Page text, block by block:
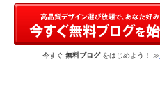
今すぐ 無料ブログをはじめよう！ ≫